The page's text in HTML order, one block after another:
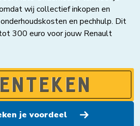
wij collectief inkopen en
en pechhulp. Dit
300 euro voor jouw Renault